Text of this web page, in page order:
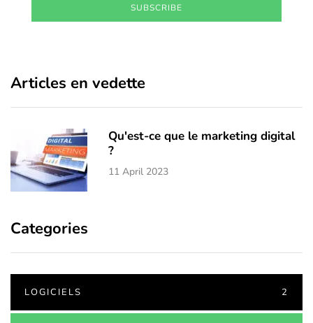
SUBSCRIBE
Articles en vedette
Qu'est-ce que le marketing digital
?
11 April 2023
Categories
LOGICIELS 2